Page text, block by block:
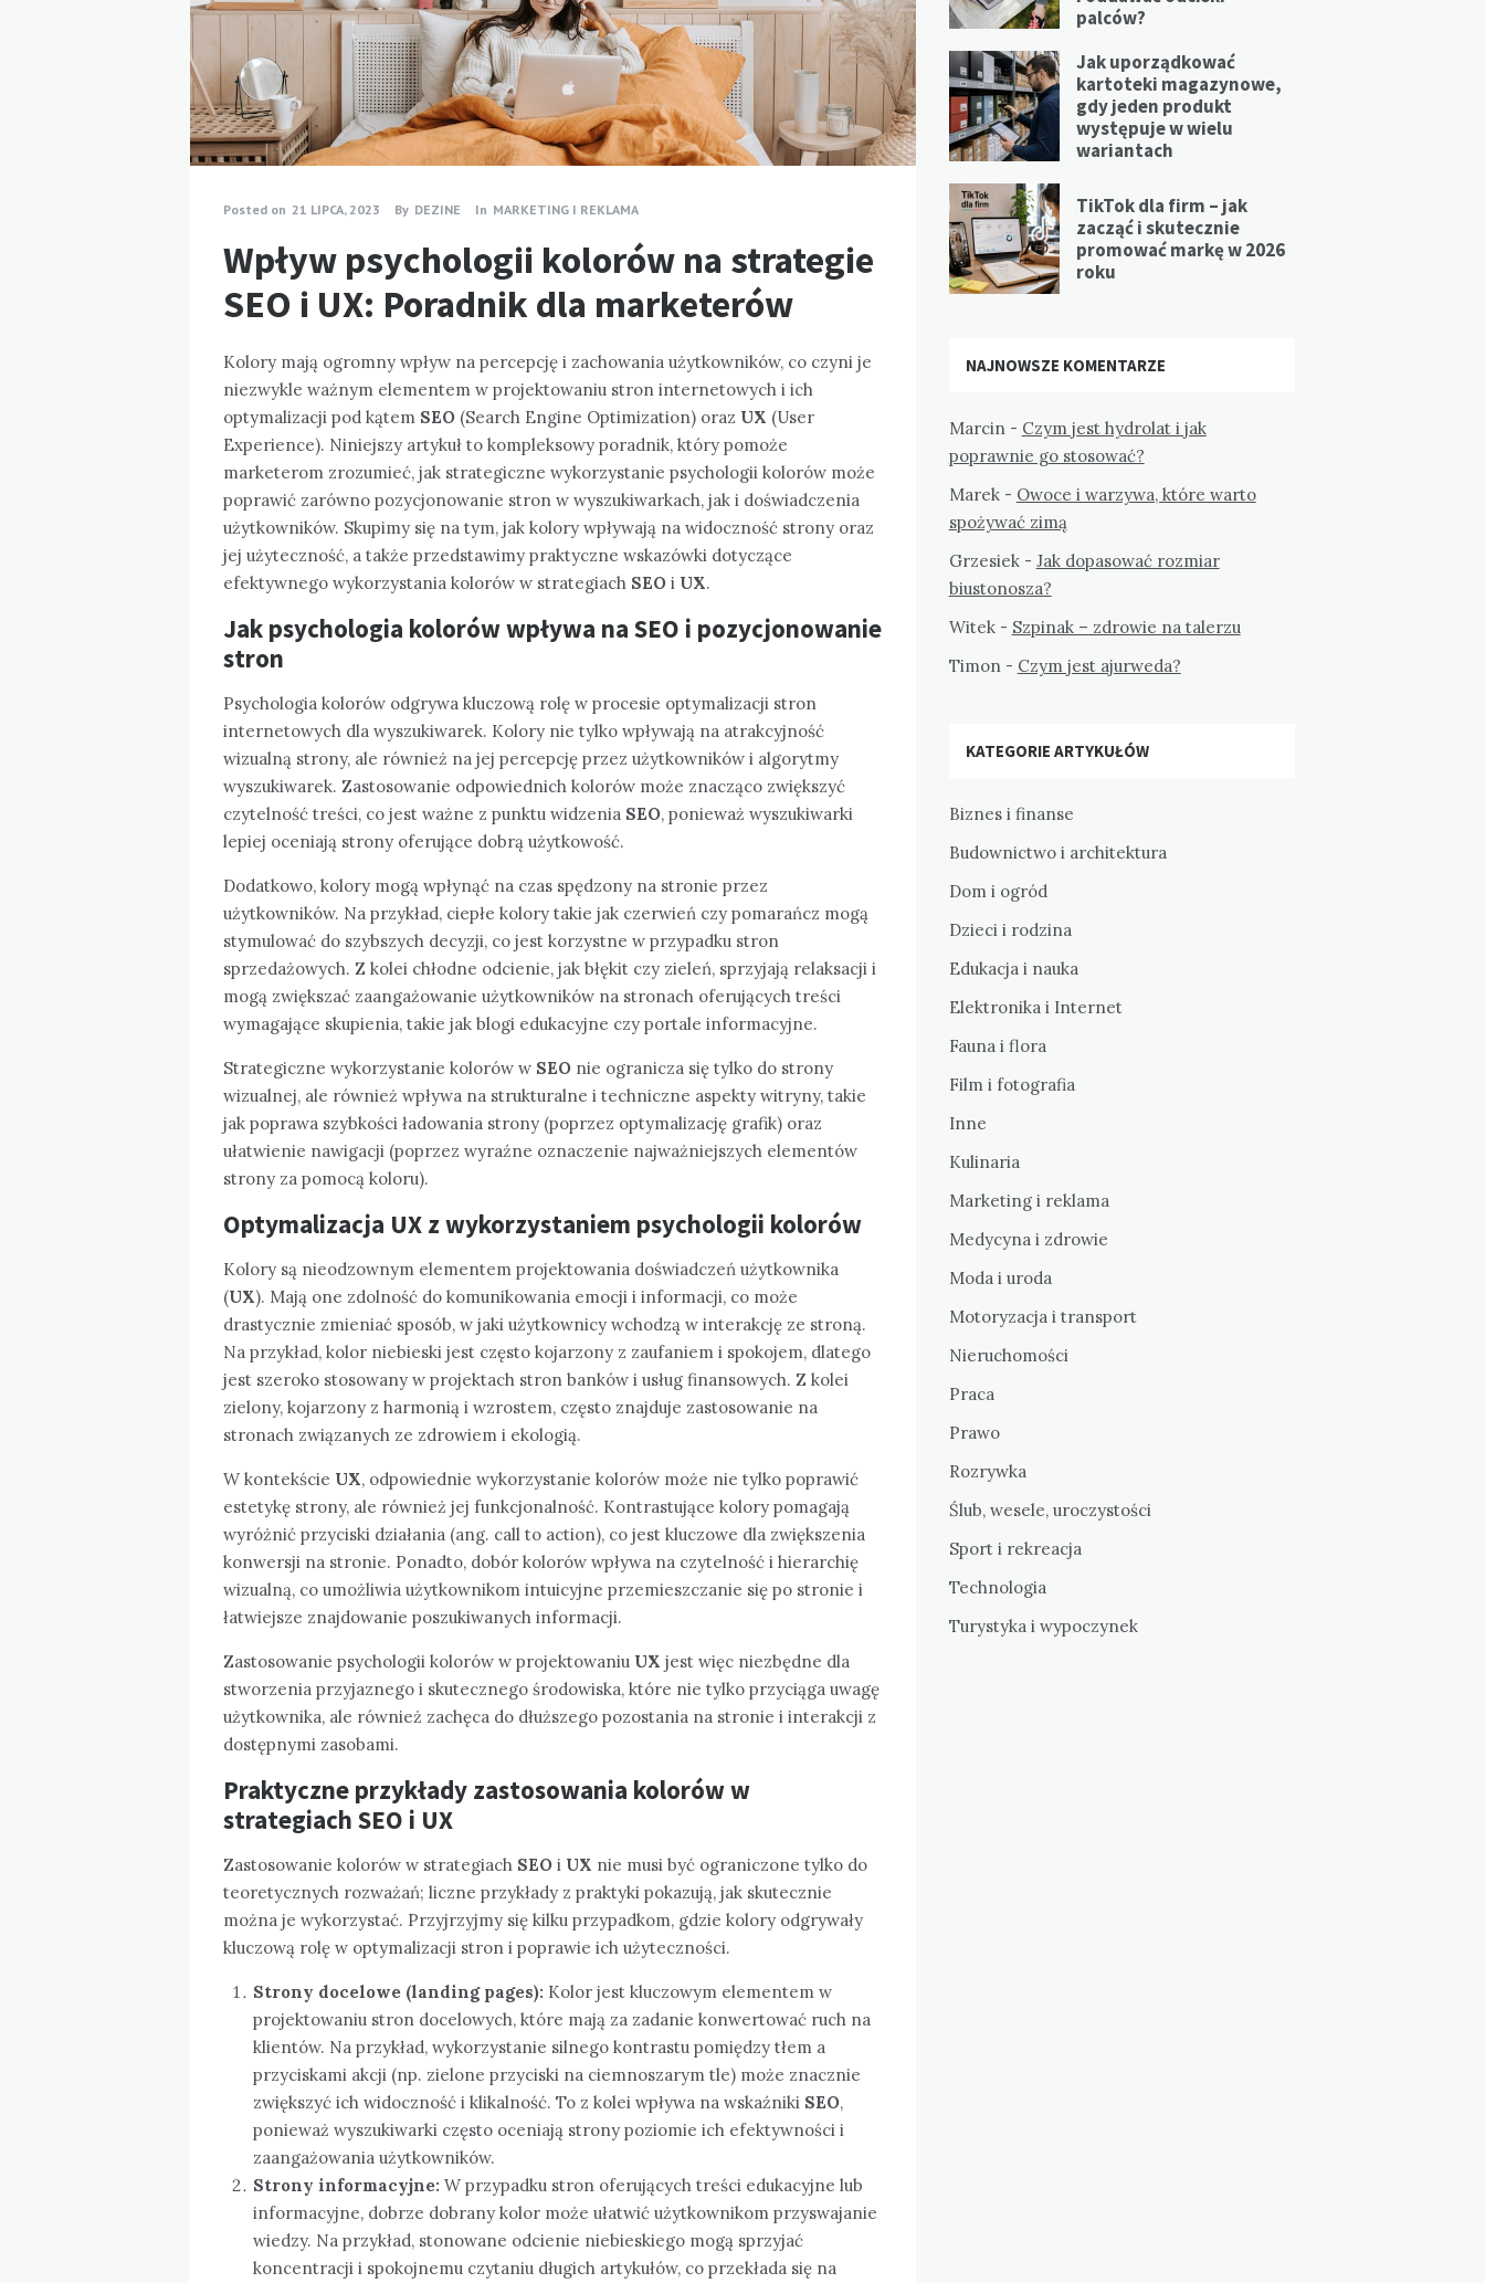
Posted on 21 LIPCA, 2023 By DEZINE In MARKETING I REKLAMA
Wpływ psychologii kolorów na strategie
SEO i UX: Poradnik dla marketerów
Kolory mają ogromny wpływ na percepcję i zachowania użytkowników, co czyni je
niezwykle ważnym elementem w projektowaniu stron internetowych i ich
optymalizacji pod kątem SEO (Search Engine Optimization) oraz UX (User
Experience). Niniejszy artykuł to kompleksowy poradnik, który pomoże
marketerom zrozumieć, jak strategiczne wykorzystanie psychologii kolorów może
poprawić zarówno pozycjonowanie stron w wyszukiwarkach, jak i doświadczenia
użytkowników. Skupimy się na tym, jak kolory wpływają na widoczność strony oraz
jej użyteczność, a także przedstawimy praktyczne wskazówki dotyczące
efektywnego wykorzystania kolorów w strategiach SEO i UX.
Jak psychologia kolorów wpływa na SEO i pozycjonowanie
stron
Psychologia kolorów odgrywa kluczową rolę w procesie optymalizacji stron
internetowych dla wyszukiwarek. Kolory nie tylko wpływają na atrakcyjność
wizualną strony, ale również na jej percepcję przez użytkowników i algorytmy
wyszukiwarek. Zastosowanie odpowiednich kolorów może znacząco zwiększyć
czytelność treści, co jest ważne z punktu widzenia SEO, ponieważ wyszukiwarki
lepiej oceniają strony oferujące dobrą użytkowość.
Dodatkowo, kolory mogą wpłynąć na czas spędzony na stronie przez
użytkowników. Na przykład, ciepłe kolory takie jak czerwień czy pomarańcz mogą
stymulować do szybszych decyzji, co jest korzystne w przypadku stron
sprzedażowych. Z kolei chłodne odcienie, jak błękit czy zieleń, sprzyjają relaksacji i
mogą zwiększać zaangażowanie użytkowników na stronach oferujących treści
wymagające skupienia, takie jak blogi edukacyjne czy portale informacyjne.
Strategiczne wykorzystanie kolorów w SEO nie ogranicza się tylko do strony
wizualnej, ale również wpływa na strukturalne i techniczne aspekty witryny, takie
jak poprawa szybkości ładowania strony (poprzez optymalizację grafik) oraz
ułatwienie nawigacji (poprzez wyraźne oznaczenie najważniejszych elementów
strony za pomocą koloru).
Optymalizacja UX z wykorzystaniem psychologii kolorów
Kolory są nieodzownym elementem projektowania doświadczeń użytkownika
(UX). Mają one zdolność do komunikowania emocji i informacji, co może
drastycznie zmieniać sposób, w jaki użytkownicy wchodzą w interakcję ze stroną.
Na przykład, kolor niebieski jest często kojarzony z zaufaniem i spokojem, dlatego
jest szeroko stosowany w projektach stron banków i usług finansowych. Z kolei
zielony, kojarzony z harmonią i wzrostem, często znajduje zastosowanie na
stronach związanych ze zdrowiem i ekologią.
W kontekście UX, odpowiednie wykorzystanie kolorów może nie tylko poprawić
estetykę strony, ale również jej funkcjonalność. Kontrastujące kolory pomagają
wyróżnić przyciski działania (ang. call to action), co jest kluczowe dla zwiększenia
konwersji na stronie. Ponadto, dobór kolorów wpływa na czytelność i hierarchię
wizualną, co umożliwia użytkownikom intuicyjne przemieszczanie się po stronie i
łatwiejsze znajdowanie poszukiwanych informacji.
Zastosowanie psychologii kolorów w projektowaniu UX jest więc niezbędne dla
stworzenia przyjaznego i skutecznego środowiska, które nie tylko przyciąga uwagę
użytkownika, ale również zachęca do dłuższego pozostania na stronie i interakcji z
dostępnymi zasobami.
Praktyczne przykłady zastosowania kolorów w
strategiach SEO i UX
Zastosowanie kolorów w strategiach SEO i UX nie musi być ograniczone tylko do
teoretycznych rozważań; liczne przykłady z praktyki pokazują, jak skutecznie
można je wykorzystać. Przyjrzyjmy się kilku przypadkom, gdzie kolory odgrywały
kluczową rolę w optymalizacji stron i poprawie ich użyteczności.
Strony docelowe (landing pages): Kolor jest kluczowym elementem w
projektowaniu stron docelowych, które mają za zadanie konwertować ruch na
klientów. Na przykład, wykorzystanie silnego kontrastu pomiędzy tłem a
przyciskami akcji (np. zielone przyciski na ciemnoszarym tle) może znacznie
zwiększyć ich widoczność i klikalność. To z kolei wpływa na wskaźniki SEO,
ponieważ wyszukiwarki często oceniają strony poziomie ich efektywności i
zaangażowania użytkowników.
Strony informacyjne: W przypadku stron oferujących treści edukacyjne lub
informacyjne, dobrze dobrany kolor może ułatwić użytkownikom przyswajanie
wiedzy. Na przykład, stonowane odcienie niebieskiego mogą sprzyjać
koncentracji i spokojnemu czytaniu długich artykułów, co przekłada się na
palców?
Jak uporządkować
kartoteki magazynowe,
gdy jeden produkt
występuje w wielu
wariantach
TikTok dla firm – jak
zacząć i skutecznie
promować markę w 2026
roku
NAJNOWSZE KOMENTARZE
Marcin- Czym jest hydrolat i jak
poprawnie go stosować?
Marek- Owoce i warzywa, które warto
spożywać zimą
Grzesiek- Jak dopasować rozmiar
biustonosza?
Witek- Szpinak – zdrowie na talerzu
Timon- Czym jest ajurweda?
KATEGORIE ARTYKUŁÓW
Biznes i finanse
Budownictwo i architektura
Dom i ogród
Dzieci i rodzina
Edukacja i nauka
Elektronika i Internet
Fauna i flora
Film i fotografia
Inne
Kulinaria
Marketing i reklama
Medycyna i zdrowie
Moda i uroda
Motoryzacja i transport
Nieruchomości
Praca
Prawo
Rozrywka
Ślub, wesele, uroczystości
Sport i rekreacja
Technologia
Turystyka i wypoczynek